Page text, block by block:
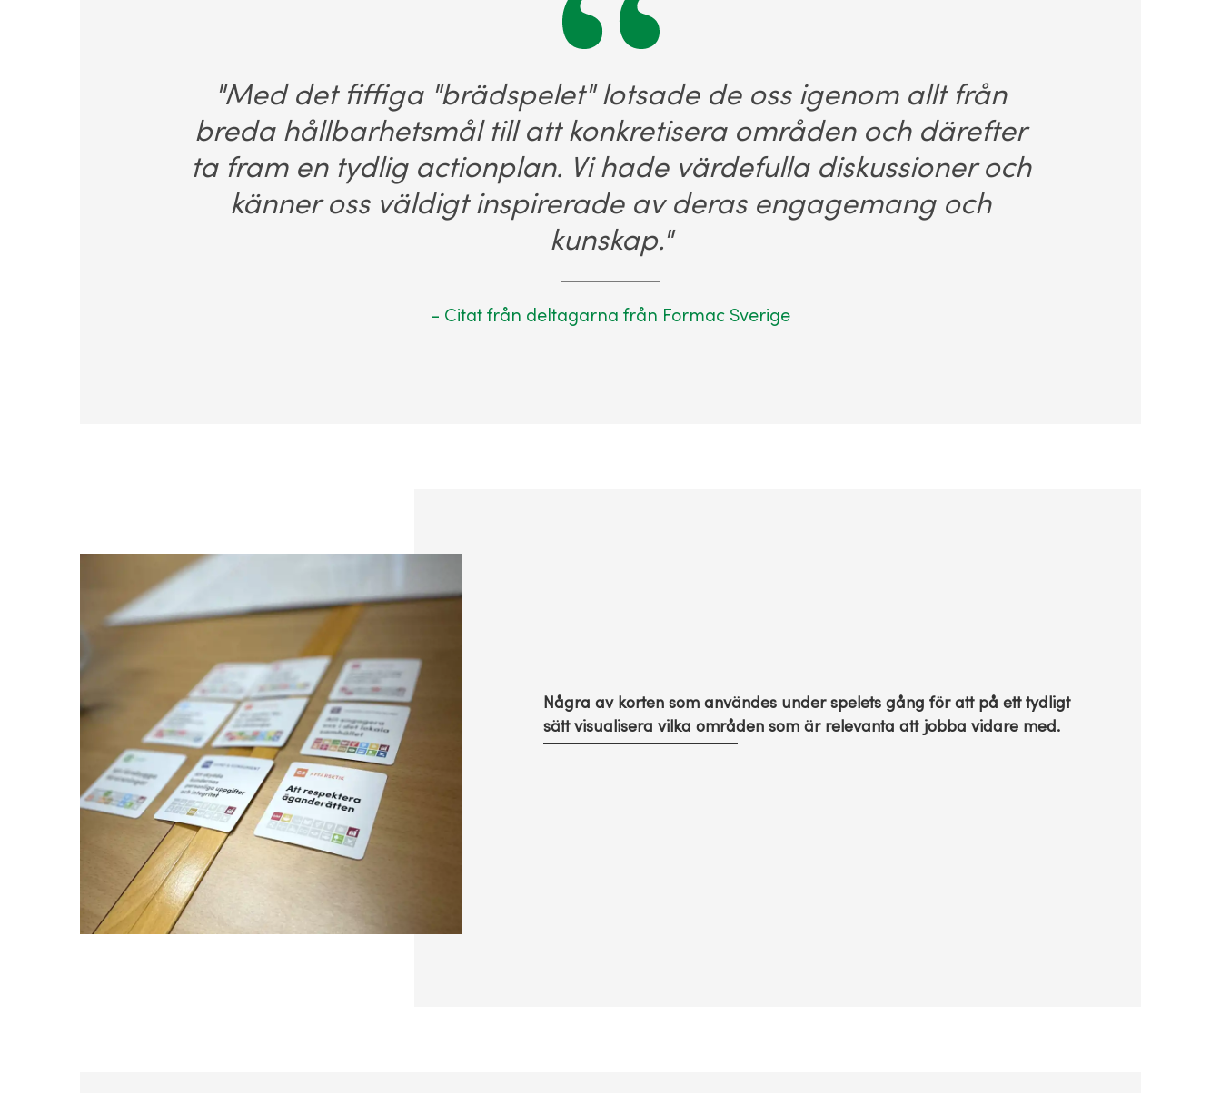
"Med det fiffiga "brädspelet" lotsade de oss igenom allt från
breda hållbarhetsmål till att konkretisera områden och därefter
ta fram en tydlig actionplan. Vi hade värdefulla diskussioner och
känner oss väldigt inspirerade av deras engagemang och
kunskap."
- Citat från deltagarna från Formac Sverige
Några av korten som användes under spelets gång för att på ett tydligt
sätt visualisera vilka områden som är relevanta att jobba vidare med.